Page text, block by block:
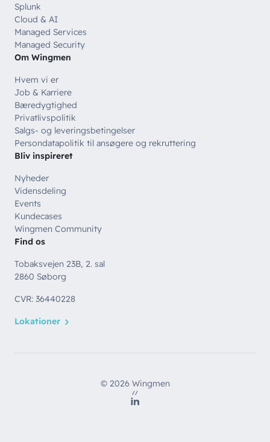
Splunk
Cloud & AI
Managed Services
Managed Security
Om Wingmen
Hvem vi er
Job & Karriere
Bæredygtighed
Privatlivspolitik
Salgs- og leveringsbetingelser
Persondatapolitik til ansøgere og rekruttering
Bliv inspireret
Nyheder
Vidensdeling
Events
Kundecases
Wingmen Community
Find os
Tobaksvejen 23B, 2. sal
2860 Søborg
CVR: 36440228
Lokationer
© 2026 Wingmen
//